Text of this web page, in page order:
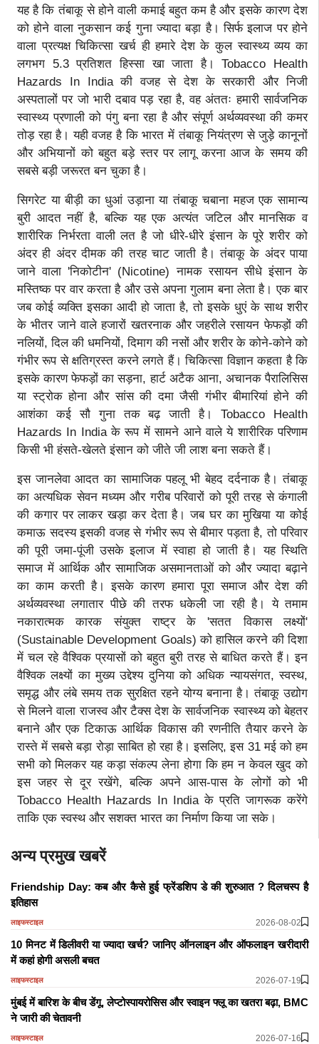
यह है कि तंबाकू से होने वाली कमाई बहुत कम है और इसके कारण देश
को होने वाला नुकसान कई गुना ज्यादा बड़ा है। सिर्फ इलाज पर होने
वाला प्रत्यक्ष चिकित्सा खर्च ही हमारे देश के कुल स्वास्थ्य व्यय का
लगभग 5.3 प्रतिशत हिस्सा खा जाता है। Tobacco Health
Hazards In India की वजह से देश के सरकारी और निजी
अस्पतालों पर जो भारी दबाव पड़ रहा है, वह अंततः हमारी सार्वजनिक
स्वास्थ्य प्रणाली को पंगु बना रहा है और संपूर्ण अर्थव्यवस्था की कमर
तोड़ रहा है। यही वजह है कि भारत में तंबाकू नियंत्रण से जुड़े कानूनों
और अभियानों को बहुत बड़े स्तर पर लागू करना आज के समय की
सबसे बड़ी जरूरत बन चुका है।
सिगरेट या बीड़ी का धुआं उड़ाना या तंबाकू चबाना महज एक सामान्य
बुरी आदत नहीं है, बल्कि यह एक अत्यंत जटिल और मानसिक व
शारीरिक निर्भरता वाली लत है जो धीरे-धीरे इंसान के पूरे शरीर को
अंदर ही अंदर दीमक की तरह चाट जाती है। तंबाकू के अंदर पाया
जाने वाला 'निकोटीन' (Nicotine) नामक रसायन सीधे इंसान के
मस्तिष्क पर वार करता है और उसे अपना गुलाम बना लेता है। एक बार
जब कोई व्यक्ति इसका आदी हो जाता है, तो इसके धुएं के साथ शरीर
के भीतर जाने वाले हजारों खतरनाक और जहरीले रसायन फेफड़ों की
नलियों, दिल की धमनियों, दिमाग की नसों और शरीर के कोने-कोने को
गंभीर रूप से क्षतिग्रस्त करने लगते हैं। चिकित्सा विज्ञान कहता है कि
इसके कारण फेफड़ों का सड़ना, हार्ट अटैक आना, अचानक पैरालिसिस
या स्ट्रोक होना और सांस की दमा जैसी गंभीर बीमारियां होने की
आशंका कई सौ गुना तक बढ़ जाती है। Tobacco Health
Hazards In India के रूप में सामने आने वाले ये शारीरिक परिणाम
किसी भी हंसते-खेलते इंसान को जीते जी लाश बना सकते हैं।
इस जानलेवा आदत का सामाजिक पहलू भी बेहद दर्दनाक है। तंबाकू
का अत्यधिक सेवन मध्यम और गरीब परिवारों को पूरी तरह से कंगाली
की कगार पर लाकर खड़ा कर देता है। जब घर का मुखिया या कोई
कमाऊ सदस्य इसकी वजह से गंभीर रूप से बीमार पड़ता है, तो परिवार
की पूरी जमा-पूंजी उसके इलाज में स्वाहा हो जाती है। यह स्थिति
समाज में आर्थिक और सामाजिक असमानताओं को और ज्यादा बढ़ाने
का काम करती है। इसके कारण हमारा पूरा समाज और देश की
अर्थव्यवस्था लगातार पीछे की तरफ धकेली जा रही है। ये तमाम
नकारात्मक कारक संयुक्त राष्ट्र के 'सतत विकास लक्ष्यों'
(Sustainable Development Goals) को हासिल करने की दिशा
में चल रहे वैश्विक प्रयासों को बहुत बुरी तरह से बाधित करते हैं। इन
वैश्विक लक्ष्यों का मुख्य उद्देश्य दुनिया को अधिक न्यायसंगत, स्वस्थ,
समृद्ध और लंबे समय तक सुरक्षित रहने योग्य बनाना है। तंबाकू उद्योग
से मिलने वाला राजस्व और टैक्स देश के सार्वजनिक स्वास्थ्य को बेहतर
बनाने और एक टिकाऊ आर्थिक विकास की रणनीति तैयार करने के
रास्ते में सबसे बड़ा रोड़ा साबित हो रहा है। इसलिए, इस 31 मई को हम
सभी को मिलकर यह कड़ा संकल्प लेना होगा कि हम न केवल खुद को
इस जहर से दूर रखेंगे, बल्कि अपने आस-पास के लोगों को भी
Tobacco Health Hazards In India के प्रति जागरूक करेंगे
ताकि एक स्वस्थ और सशक्त भारत का निर्माण किया जा सके।
अन्य प्रमुख खबरें
Friendship Day: कब और कैसे हुई फ्रेंडशिप डे की शुरुआत ? दिलचस्प है
इतिहास
लाइफस्टाइल 2026-08-02
10 मिनट में डिलीवरी या ज्यादा खर्च? जानिए ऑनलाइन और ऑफलाइन खरीदारी
में कहां होगी असली बचत
लाइफस्टाइल 2026-07-19
मुंबई में बारिश के बीच डेंगू, लेप्टोस्पायरोसिस और स्वाइन फ्लू का खतरा बढ़ा, BMC
ने जारी की चेतावनी
लाइफस्टाइल 2026-07-16